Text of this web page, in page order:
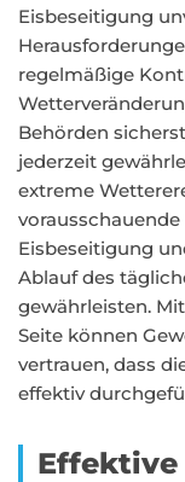
Eisbeseitigung
regelmäßige
Behörden
jederzeit
extreme
Eisbeseitigung
Ablauf des
gewährleisten.
Seite können
vertrauen, dass
effektiv
Effektive